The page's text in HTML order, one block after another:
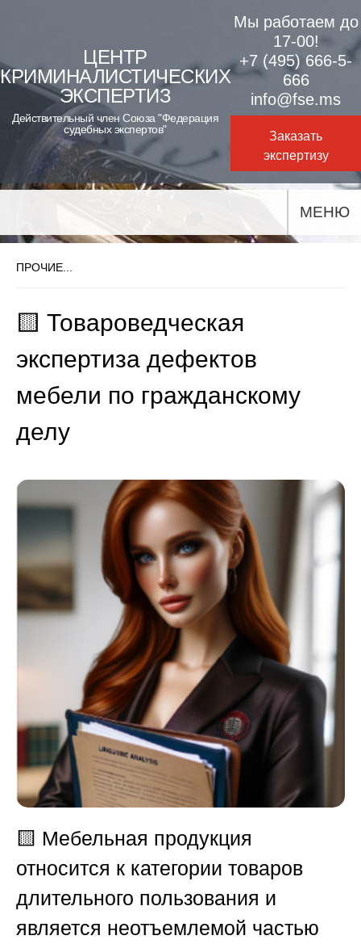
content
ЦЕНТР
КРИМИНАЛИСТИЧЕСКИХ
ЭКСПЕРТИЗ
Действительный член Союза "Федерация
судебных экспертов"
Мы работаем до
17-00!
+7 (495) 666-5-
666
info@fse.ms
Заказать
экспертизу
МЕНЮ
ПРОЧИЕ...
🟨 Товароведческая
экспертиза дефектов
мебели по гражданскому
делу
🟨 Мебельная продукция
относится к категории товаров
длительного пользования и
является неотъемлемой частью